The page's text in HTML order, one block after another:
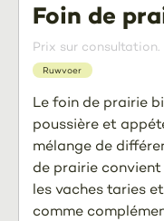
Foin de
Prix sur consultation.
Ruwvoer
Le foin de prairie
poussière et
mélange de
de prairie
les vaches taries
comme